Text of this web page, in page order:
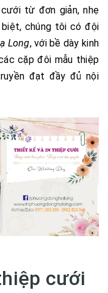
từ đơn giản, nhẹ
biệt, chúng tôi có đội
Long, với bề dày kinh
cặp đôi mẫu thiệp
đạt đầy đủ nội
cưới